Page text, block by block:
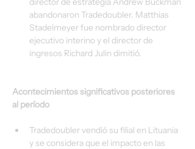
abandonaron Tradedoubler. Matthias
Stadelmeyer fue nombrado director
ejecutivo interino y el director de
ingresos Richard Julin dimitió.
Acontecimientos significativos posteriores
al período
Tradedoubler vendió su filial en Lituania
y se considera que el impacto en las